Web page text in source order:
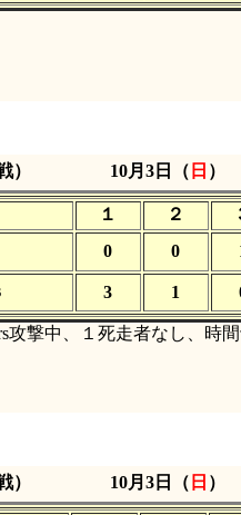
10月3日（ 日 ）
１ ２
0 0
3 1
攻撃中、１死走者なし、時
10月3日（ 日 ）